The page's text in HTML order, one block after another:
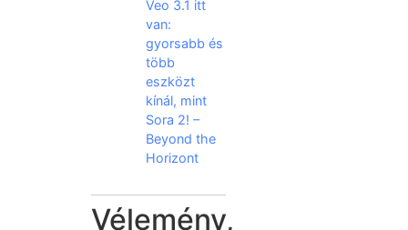
Veo 3.1 itt
van:
gyorsabb és
több
eszközt
kínál, mint
Sora 2! –
Beyond the
Horizont
Vélemény,